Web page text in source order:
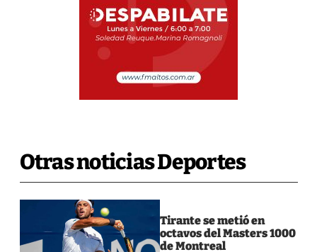
Otras noticias Deportes
Tirante se metió en
octavos del Masters 1000
de Montreal